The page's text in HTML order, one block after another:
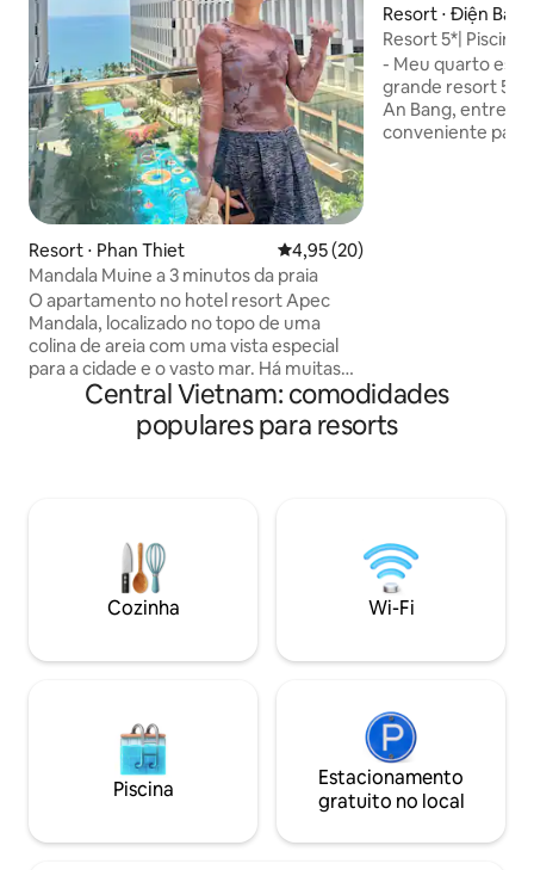
Resort ⋅ Phan Thiet 4,95 de uma avaliação média
4,95 (20)
Mandala Muine a 3 minutos da praia
O apartamento no hotel resort Apec
Mandala, localizado no topo de uma
colina de areia com uma vista especial
para a cidade e o vasto mar. Há muitas
das mais belas piscinas infinitas em Phan
Thiet. O estreito tem vista para a baía de
Hon Rua e para os campos de moinhos
banho turco, academia... O carro
elétrico funciona continuamente para
servir os hóspedes Cercado por muitos
restaurantes de comida local deliciosa,
Resort ⋅ Điện Bàn
Resort 5*| Piscina
30% de desconto
- Meu quarto
grande resort 5
An Bang, entre
conveniente para
clube infantil,
etc.
Central Vietnam: comodidades
populares para resorts
Cozinha Wi-Fi
Piscina
Estacionamento
gratuito no local